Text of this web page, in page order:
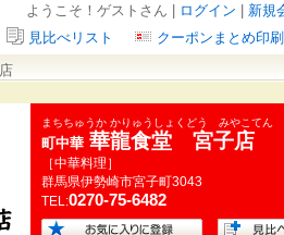
新規
ログイン
ようこそ！ゲストさん |
クーポンまとめ印刷
見比べリスト
まちちゅうか かりゅうしょくどう みやこてん
町中華 華龍食堂 宮子店
［中華料理］
群馬県伊勢崎市宮子町3043
TEL:0270-75-6482